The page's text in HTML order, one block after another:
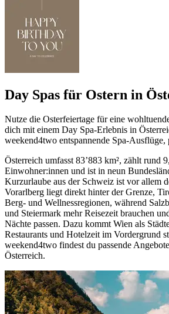
Day Spas für Ostern in
Nutze die Osterfeiertage für eine
dich mit einem Day Spa-Erlebnis in
weekend4two entspannende Spa-Ausflüge,
Österreich umfasst 83’883 km², zählt rund
Einwohner:innen und ist in neun
Kurzurlaube aus der Schweiz ist vor allem
Vorarlberg liegt direkt hinter der Grenze,
Berg- und Wellnessregionen, während
und Steiermark mehr Reisezeit brauchen
Nächte passen. Dazu kommt Wien als
Restaurants und Hotelzeit im Vordergrund
weekend4two findest du passende
Österreich.